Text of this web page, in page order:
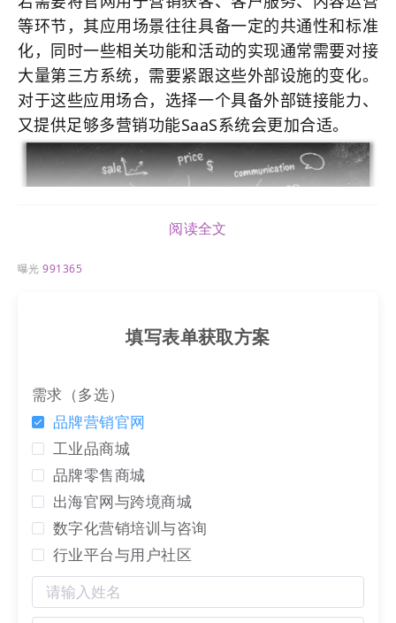
等环节，其应用场景往往具备一定的共通性和标准
化，同时一些相关功能和活动的实现通常需要对接
大量第三方系统，需要紧跟这些外部设施的变化。
对于这些应用场合，选择一个具备外部链接能力、
又提供足够多营销功能SaaS系统会更加合适。
互联网环境的变化，让潜在客户不仅仅是通过单一
上很大部分流量存在于微信、微博、抖音等社交网
络与社交媒体上；很多企业跟客户的关系也不仅仅
依赖他的电话号码，而是建立在那些社交平台上。
这些各种平台的多样性，让互联网用户的注意力变
得更加分散、链接方式也更加多元，从而需要付出
更多的精力和工具才能有效链接到这些潜在客户。
营销获客的工作也变得不仅仅是销售的职责，需要
运营、市场部、服务部门等全员参与，基于官网的
信息展示、内容营销与销售、运营、管理一体化的
趋势越来越明显。
阅读全文
曝光991365
填写表单获取方案
需求（多选）
品牌营销官网
工业品商城
品牌零售商城
出海官网与跨境商城
数字化营销培训与咨询
行业平台与用户社区